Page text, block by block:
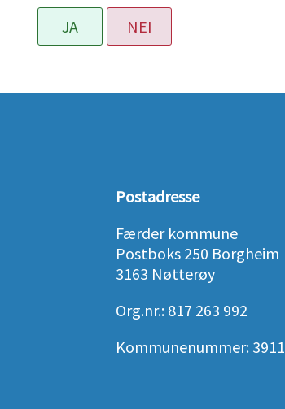
JA NEI
Postadresse
Færder kommune
Postboks 250 Borgheim
3163 Nøtterøy
Org.nr.: 817 263 992
Kommunenummer: 3911